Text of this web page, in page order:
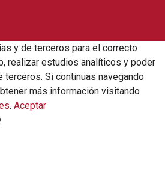
y de terceros para el correcto
realizar estudios analíticos y poder
Si continuas navegando
más información visitando
. Aceptar